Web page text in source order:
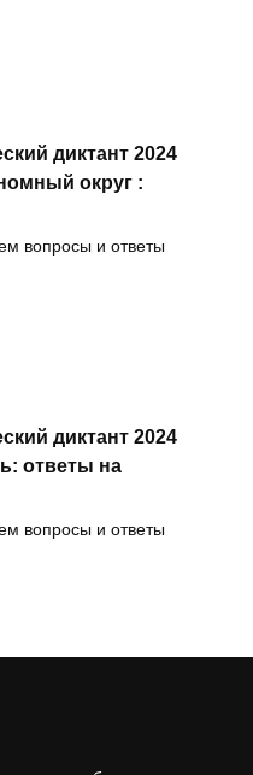
диктант 2024
округ :
вопросы и ответы
диктант 2024
ответы на
вопросы и ответы